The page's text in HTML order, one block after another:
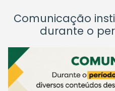
Comunicação
durante o